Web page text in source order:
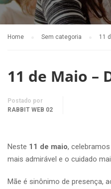
Home Sem categoria 11
11 de Maio –
Postado por
RABBIT WEB 02
Neste 11 de maio,
mais admirável e o cuidado
Mãe é sinônimo de presença,